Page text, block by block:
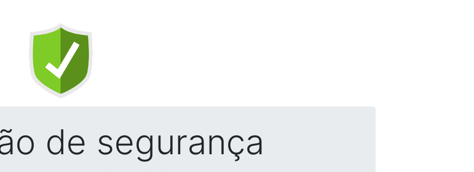
de segurança